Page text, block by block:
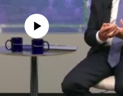
source currently available